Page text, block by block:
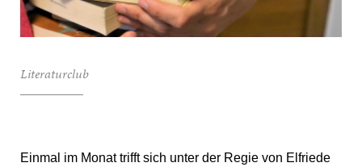
Literaturclub
Einmal im Monat trifft sich unter der Regie von Elfriede